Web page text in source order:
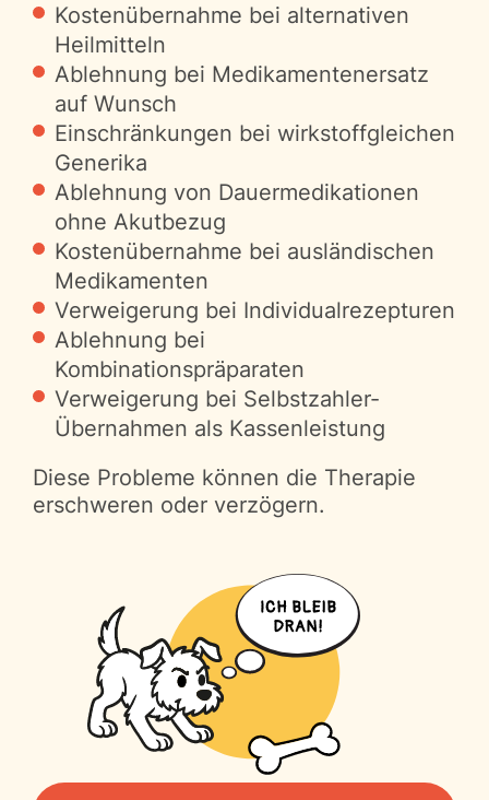
Kostenübernahme bei alternativen
Heilmitteln
Ablehnung bei Medikamentenersatz
auf Wunsch
Einschränkungen bei wirkstoffgleichen
Generika
Ablehnung von Dauermedikationen
ohne Akutbezug
Kostenübernahme bei ausländischen
Medikamenten
Verweigerung bei Individualrezepturen
Ablehnung bei
Kombinationspräparaten
Verweigerung bei Selbstzahler-
Übernahmen als Kassenleistung
Diese Probleme können die Therapie
erschweren oder verzögern.